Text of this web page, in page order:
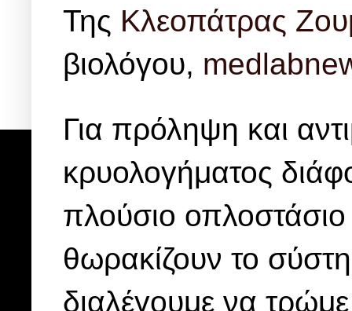
Της Κλεοπάτρας
βιολόγου,
Για πρόληψη και
κρυολογήματος
πλούσιο
θωρακίζουν το
διαλέγουμε να